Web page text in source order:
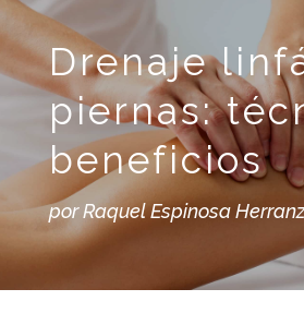
Drenaje
piernas:
beneficios
porRaquel Espinosa Herranz